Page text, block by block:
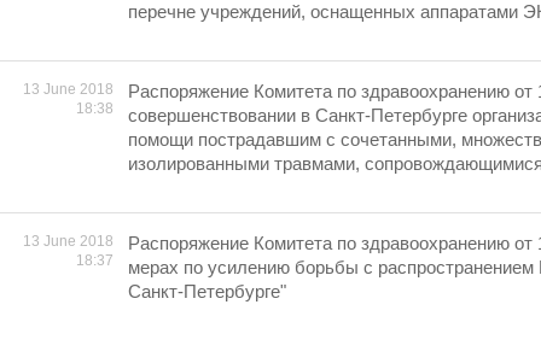
перечне учреждений, оснащенных аппаратами
13 June 2018
18:38
Распоряжение Комитета по здравоохранению
совершенствовании в Санкт-Петербурге
помощи пострадавшим с сочетанными,
изолированными травмами,
13 June 2018
18:37
Распоряжение Комитета по здравоохранению
мерах по усилению борьбы с
Санкт-Петербурге"